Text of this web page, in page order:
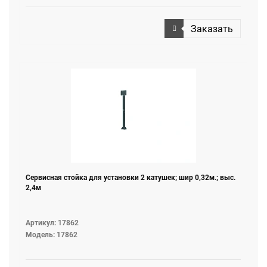
Заказать
Сервисная стойка для установки 2 катушек; шир 0,32м.; выс.
2,4м
Артикул: 17862
Модель: 17862